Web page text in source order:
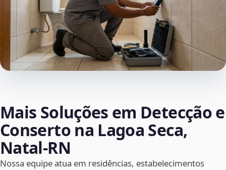
Mais Soluções em Detecção e
Conserto na Lagoa Seca,
Natal‑RN
Nossa equipe atua em residências, estabelecimentos